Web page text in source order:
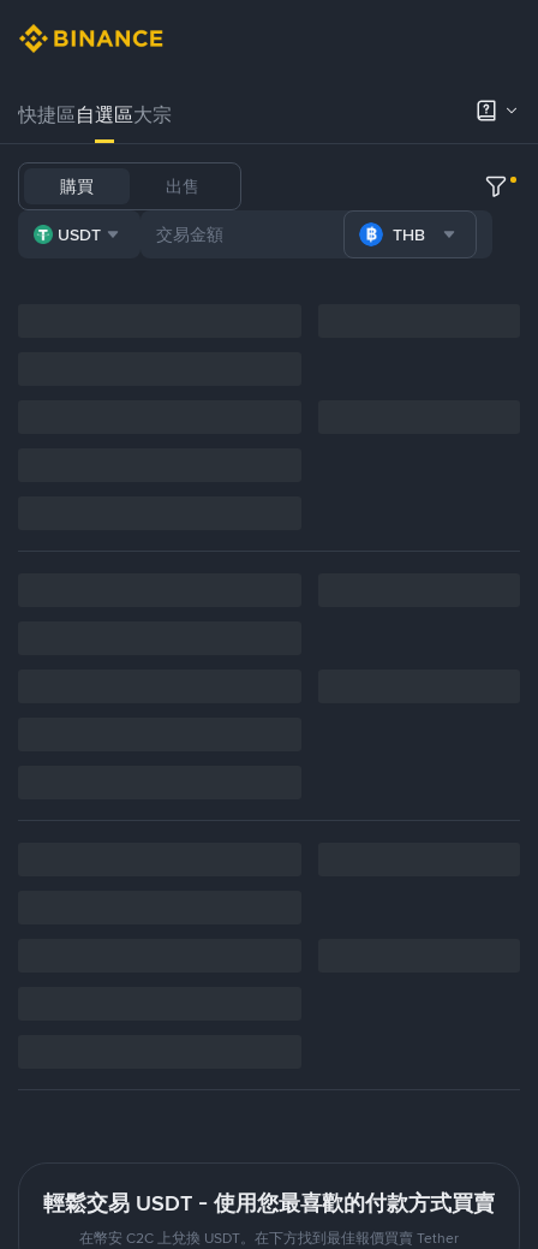
快捷區自選區大宗
購買 出售
USDT THB
輕鬆交易 USDT - 使用您最喜歡的付款方式買賣
在幣安 C2C 上兌換 USDT。在下方找到最佳報價買賣 Tether